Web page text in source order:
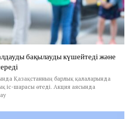
бақылауды күшейтеді және
Қазақстанның барлық қалаларында
іс-шарасы өтеді. Акция аясында